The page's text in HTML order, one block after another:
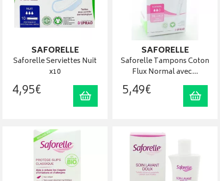
SAFORELLE
Saforelle Serviettes Nuit
x10
4,95€ Ajouter au panier
SAFORELLE
Saforelle Tampons Coton
Flux Normal avec…
5,49€